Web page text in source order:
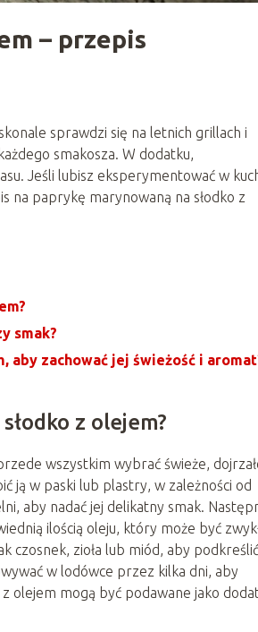
– przepis
sprawdzi się na letnich grillach i
smakosza. W dodatku,
Jeśli lubisz eksperymentować w
na paprykę marynowaną na słodko z
smak?
aby zachować jej świeżość i
z olejem?
wszystkim wybrać świeże,
ją w paski lub plastry, w zależności od
aby nadać jej delikatny smak.
ilością oleju, który może być
czosnek, zioła lub miód, aby podkreślić
w lodówce przez kilka dni, aby
olejem mogą być podawane jako